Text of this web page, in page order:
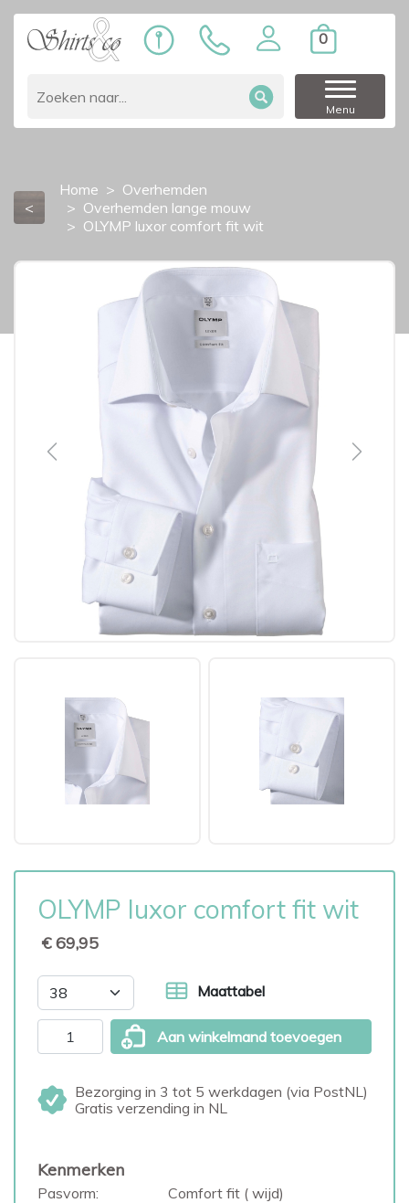
0
Menu
<
Home
Overhemden
Overhemden lange mouw
OLYMP luxor comfort fit wit
Previous Next
OLYMP luxor comfort fit wit
€ 69,95
Maattabel
Aan winkelmand toevoegen
Bezorging in 3 tot 5 werkdagen (via PostNL)
Gratis verzending in NL
Kenmerken
Pasvorm:
Comfort fit ( wijd)